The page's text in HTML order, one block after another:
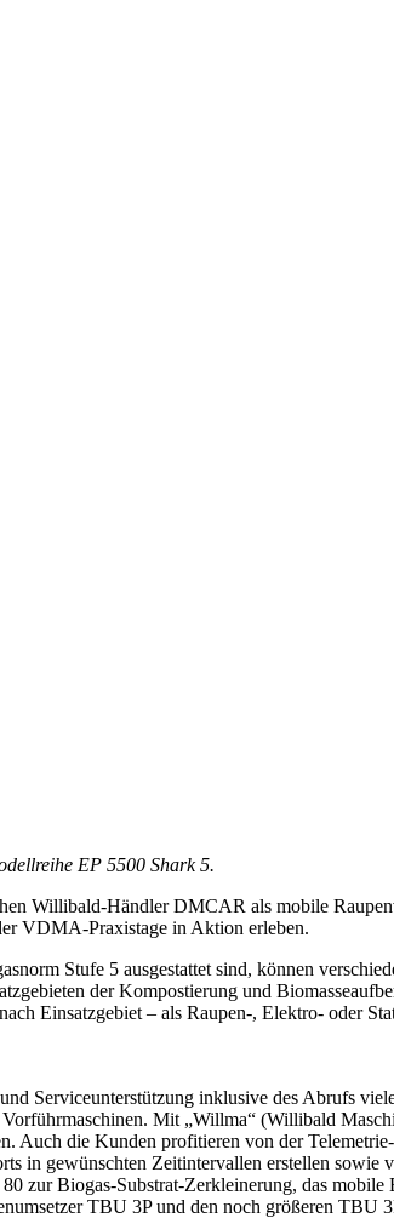
EP 5500 Shark 5.
Willibald-Händler DMCAR als mobile
VDMA-Praxistage in Aktion erleben.
Stufe 5 ausgestattet sind, können
der Kompostierung und
Einsatzgebiet – als Raupen-, Elektro- oder
Serviceunterstützung inklusive des Abrufs
Mit „Willma“ (Willibald
Auch die Kunden profitieren von der
in gewünschten Zeitintervallen erstellen sowie
zur Biogas-Substrat-Zerkleinerung, das mobile
TBU 3P und den noch größeren TBU